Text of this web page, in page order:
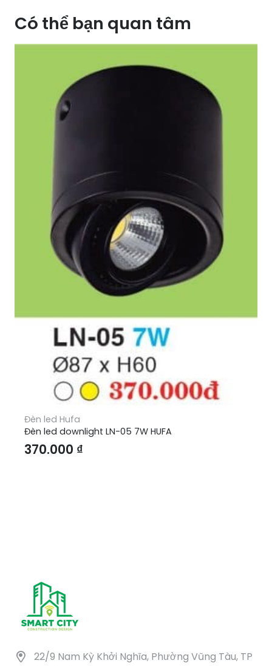
là:
3.300.000 ₫.
tại
là:
Có thể bạn quan tâm
Đèn led Hufa
Đèn led downlight LN-05 7W HUFA
370.000 ₫
22/9 Nam Kỳ Khởi Nghĩa, Phường Vũng Tàu, TP